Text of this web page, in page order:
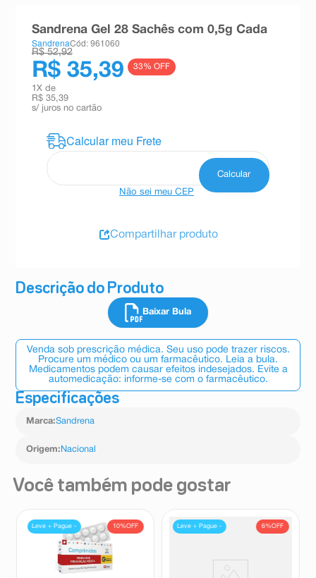
esmalte
ºabsorvente
Descrição do Produto
Baixar Bula
Venda sob prescrição médica. Seu uso pode trazer riscos.
Procure um médico ou um farmacêutico. Leia a bula.
Medicamentos podem causar efeitos indesejados. Evite a
automedicação: informe-se com o farmacêutico.
Especificações
Marca:Sandrena
Origem: Nacional
Sandrena Gel 28 Sachês com 0,5g Cada
SandrenaCód: 961060
R$ 52,92
R$ 35,39 33% OFF
1 X de
R$ 35,39
s/ juros no cartão
Não sei meu CEP
Compartilhar produto
Você também pode gostar
10%OFF
Leve + Pague - 6%OFF
Leve + Pague -